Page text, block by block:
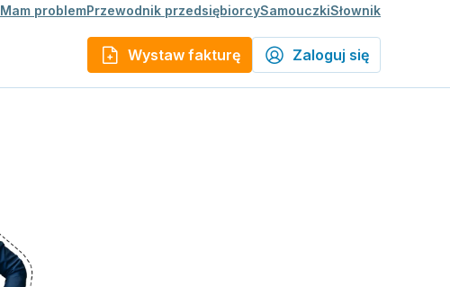
Mam problemPrzewodnik przedsiębiorcySamouczkiSłownik
Wystaw fakturę Zaloguj się